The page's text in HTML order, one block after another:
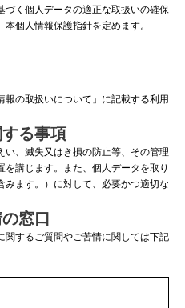
づく個人データの適正な取扱いの確保
個人情報保護指針を定めます。
の取扱いについて」に記載する利用
る事項
、滅失又はき損の防止等、その管理
講じます。また、個人データを取り
ます。）に対して、必要かつ適切な
窓口
するご質問やご苦情に関しては下記